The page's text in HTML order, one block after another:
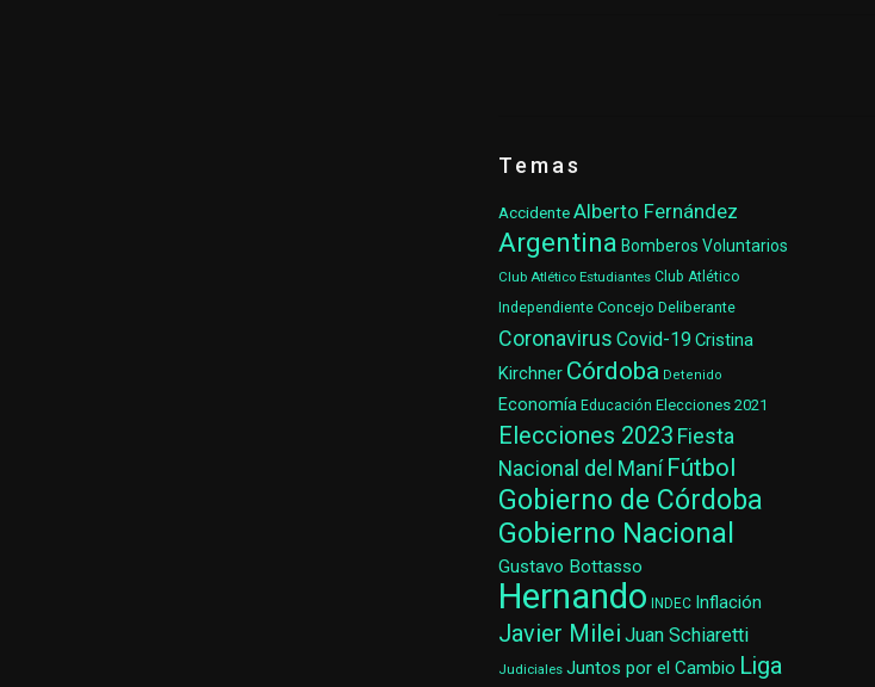
Temas
AccidenteAlberto Fernández
Argentina Bomberos Voluntarios
Club Atlético Estudiantes Club Atlético
Independiente Concejo Deliberante
Coronavirus Covid-19 Cristina
Kirchner Córdoba Detenido
Economía Educación Elecciones 2021
Elecciones 2023 Fiesta
Nacional del Maní Fútbol
Gobierno de Córdoba
Gobierno Nacional
Gustavo Bottasso
Hernando INDEC Inflación
Javier Milei Juan Schiaretti
Judiciales Juntos por el Cambio Liga